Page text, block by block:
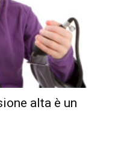
alta è un